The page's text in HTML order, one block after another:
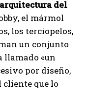
del
el mármol
los terciopelos,
un conjunto
llamado «un
por diseño,
cliente que lo